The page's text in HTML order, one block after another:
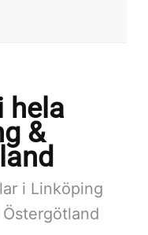
hela
&
i Linköping